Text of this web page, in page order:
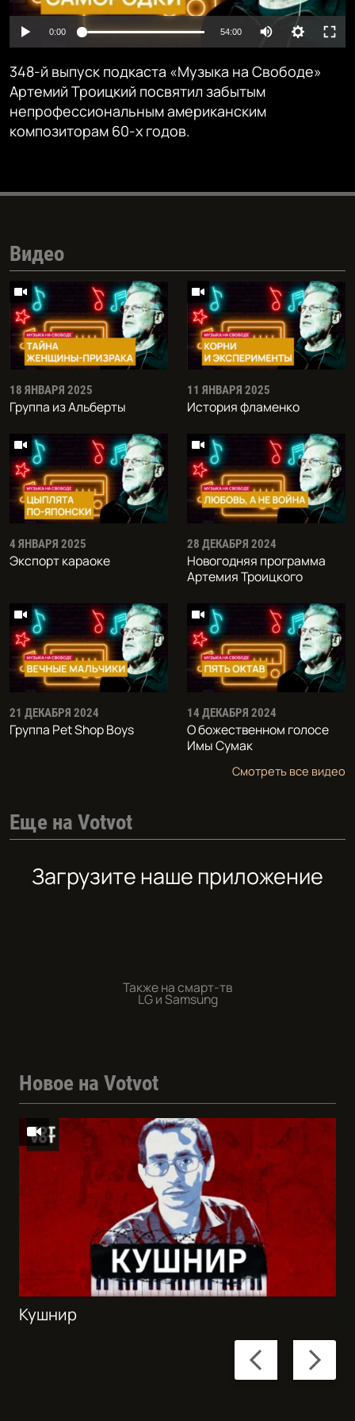
0:00 54:00
348-й выпуск подкаста «Музыка на Свободе»
Артемий Троицкий посвятил забытым
непрофессиональным американским
композиторам 60-х годов.
Видео
18 ЯНВАРЯ 2025
Группа из Альберты
11 ЯНВАРЯ 2025
История фламенко
4 ЯНВАРЯ 2025
Экспорт караоке
28 ДЕКАБРЯ 2024
Новогодняя программа
Артемия Троицкого
21 ДЕКАБРЯ 2024
Группа Pet Shop Boys
14 ДЕКАБРЯ 2024
О божественном голосе
Имы Сумак
Смотреть все видео
Еще на Votvot
Загрузите наше приложение
Также на смарт-тв
LG и Samsung
Новое на Votvot
Previous
slide
Next
slide
Кушнир